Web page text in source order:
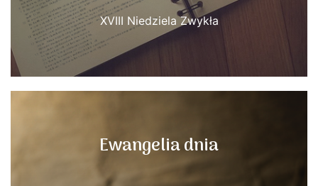
XVIII Niedziela Zwykła
Ewangelia dnia